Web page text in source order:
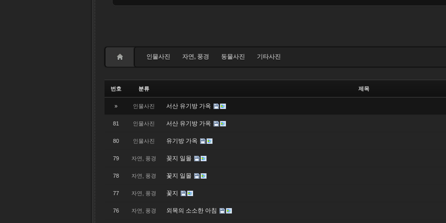
인물사진 자연, 풍경 동물사진
기타사진
번호 분류 제목
» 인물사진 서산 유기방 가옥
81 인물사진 서산 유기방 가옥
80 인물사진 유기방 가옥
79 자연, 풍경 꽂지 일몰
78 자연, 풍경 꽃지 일몰
77 자연, 풍경 꽃지
76 자연, 풍경 외목의 소소한 아침